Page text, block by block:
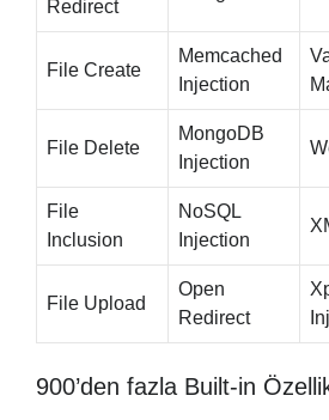
Redirect
File Create
Memcached
Injection
File Delete
MongoDB
Injection
File
Inclusion
NoSQL
Injection
File Upload
Open
Redirect
900’den fazla Built-in